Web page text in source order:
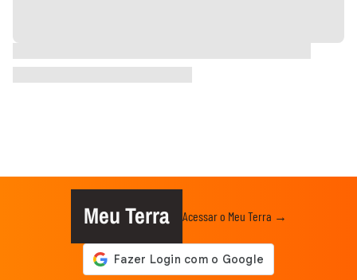
Meu Terra Acessar o Meu Terra →